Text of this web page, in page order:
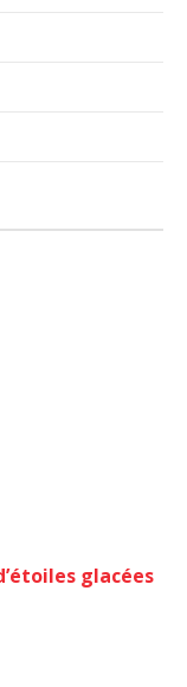
glacées